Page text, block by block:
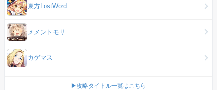
東方LostWord
メメントモリ
カゲマス
▶攻略タイトル一覧はこちら